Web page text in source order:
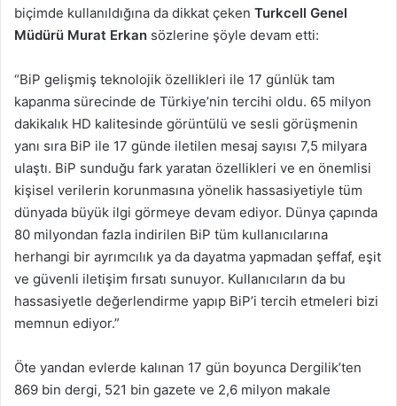
biçimde kullanıldığına da dikkat çeken Turkcell Genel
Müdürü Murat Erkan sözlerine şöyle devam etti:
“BiP gelişmiş teknolojik özellikleri ile 17 günlük tam
kapanma sürecinde de Türkiye’nin tercihi oldu. 65 milyon
dakikalık HD kalitesinde görüntülü ve sesli görüşmenin
yanı sıra BiP ile 17 günde iletilen mesaj sayısı 7,5 milyara
ulaştı. BiP sunduğu fark yaratan özellikleri ve en önemlisi
kişisel verilerin korunmasına yönelik hassasiyetiyle tüm
dünyada büyük ilgi görmeye devam ediyor. Dünya çapında
80 milyondan fazla indirilen BiP tüm kullanıcılarına
herhangi bir ayrımcılık ya da dayatma yapmadan şeffaf, eşit
ve güvenli iletişim fırsatı sunuyor. Kullanıcıların da bu
hassasiyetle değerlendirme yapıp BiP’i tercih etmeleri bizi
memnun ediyor.”
Öte yandan evlerde kalınan 17 gün boyunca Dergilik’ten
869 bin dergi, 521 bin gazete ve 2,6 milyon makale